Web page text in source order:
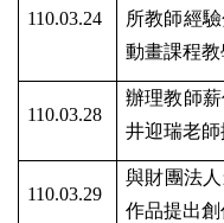
110.03.24
所教師經
動畫課程教
110.03.28
辦理教師
井迎瑞老
110.03.29
與財團法
作品提出